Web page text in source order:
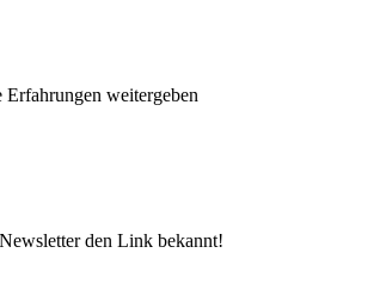
weitergeben
den Link bekannt!